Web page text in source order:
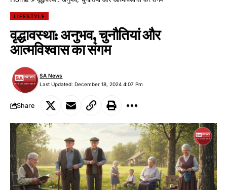
LIFESTYLE
वृद्धावस्था: अनुभव, चुनौतियां और
आत्मविश्वास का संगम
Last Updated: December 18, 2024 4:07 Pm
SA News
Share